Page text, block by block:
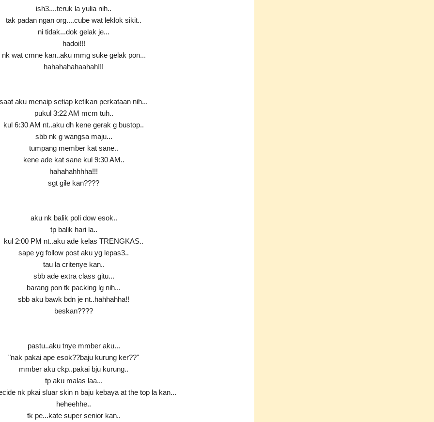
ish3....teruk la yulia nih..
tak padan ngan org....cube wat leklok sikit..
ni tidak...dok gelak je...
hadoi!!!
nk wat cmne kan..aku mmg suke gelak pon...
hahahahahaahah!!!
saat aku menaip setiap ketikan perkataan nih...
pukul 3:22 AM mcm tuh..
kul 6:30 AM nt..aku dh kene gerak g bustop..
sbb nk g wangsa maju...
tumpang member kat sane..
kene ade kat sane kul 9:30 AM..
hahahahhhha!!!
sgt gile kan????
aku nk balik poli dow esok..
tp balik hari la..
kul 2:00 PM nt..aku ade kelas TRENGKAS..
sape yg follow post aku yg lepas3..
tau la critenye kan..
sbb ade extra class gitu...
barang pon tk packing lg nih...
sbb aku bawk bdn je nt..hahhahha!!
beskan????
pastu..aku tnye mmber aku...
"nak pakai ape esok??baju kurung ker??"
mmber aku ckp..pakai bju kurung..
tp aku malas laa...
nk pkai sluar skin n baju kebaya at the top la kan...
heheehhe..
tk pe...kate super senior kan..